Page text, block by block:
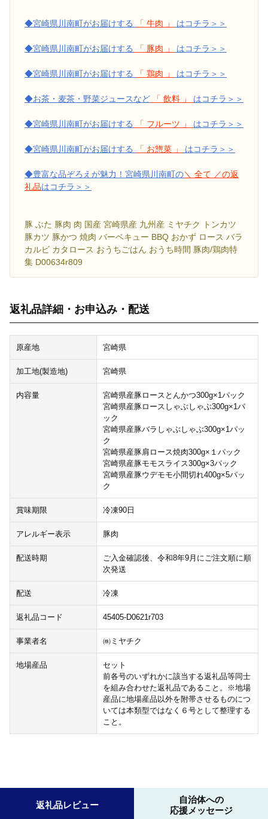
◆宮崎県川南町がお届けする 「 牛肉 」 はコチラ＞＞
◆宮崎県川南町がお届けする 「 豚肉 」 はコチラ＞＞
◆宮崎県川南町がお届けする 「 鶏肉 」 はコチラ＞＞
◆お茶・麦茶・野菜ジュースなど 「 飲料 」 はコチラ＞＞
◆宮崎県川南町がお届けする 「 フルーツ 」 はコチラ＞＞
◆宮崎県川南町がお届けする 「 お惣菜 」 はコチラ＞＞
◆豊富な品ぞろえが魅力！宮崎県川南町の＼ 全て ／の返
礼品はコチラ＞＞
豚 ぶた 豚肉 肉 国産 宮崎県産 九州産 ミヤチク トンカツ
豚カツ 豚かつ 焼肉 バーベキュー BBQ おかず ロース バラ
カルビ カタロース おうちごはん おうち時間 豚肉/鶏肉特
集 D00634r809
返礼品詳細・お申込み・配送
原産地 宮崎県
加工地(製造地) 宮崎県
内容量
宮崎県産豚ロースとんかつ300g×1パック
宮崎県産豚ロースしゃぶしゃぶ300g×1パ
ック
宮崎県産豚バラしゃぶしゃぶ300g×1パッ
ク
宮崎県産豚肩ロース焼肉300g×１パック
宮崎県産豚モモスライス300g×3パック
宮崎県産豚ウデモモ小間切れ400g×5パッ
ク
賞味期限 冷凍90日
アレルギー表示 豚肉
配送時期
ご入金確認後、令和8年9月にご注文順に順
次発送
配送 冷凍
返礼品コード 45405-D0621r703
事業者名 ㈱ミヤチク
地場産品
セット
前各号のいずれかに該当する返礼品等同士
を組み合わせた返礼品であること。※地場
産品に地場産品以外を附帯させるものにつ
いては本類型ではなく６号として整理する
こと。
返礼品レビュー
自治体への
応援メッセージ